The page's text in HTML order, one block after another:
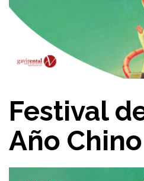
Festival
Año